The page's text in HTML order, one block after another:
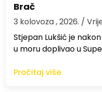
Brač
3 kolovoza , 2026. /
St​jepan Lukšić je
u moru doplivao u
Pročitaj više